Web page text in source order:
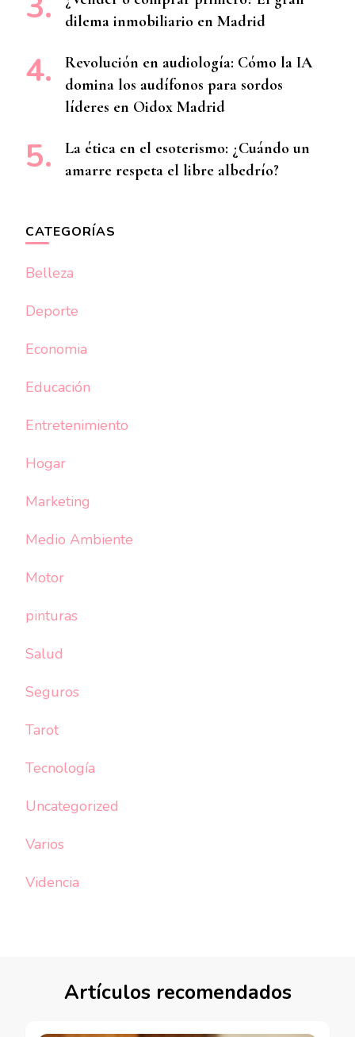
dilema inmobiliario en Madrid
Revolución en audiología: Cómo la IA
domina los audífonos para sordos
líderes en Oidox Madrid
La ética en el esoterismo: ¿Cuándo un
amarre respeta el libre albedrío?
CATEGORÍAS
Belleza
Deporte
Economia
Educación
Entretenimiento
Hogar
Marketing
Medio Ambiente
Motor
pinturas
Salud
Seguros
Tarot
Tecnología
Uncategorized
Varios
Videncia
Artículos recomendados